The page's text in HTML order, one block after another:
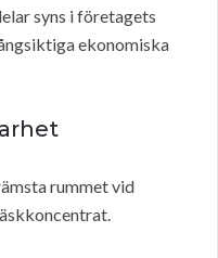
syns i företagets
ekonomiska
rummet vid